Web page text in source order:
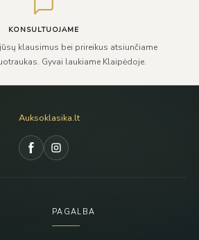
KONSULTUOJAME
klausimus bei prireikus atsiunčiame
Gyvai laukiame Klaipėdoje.
PAGALBA